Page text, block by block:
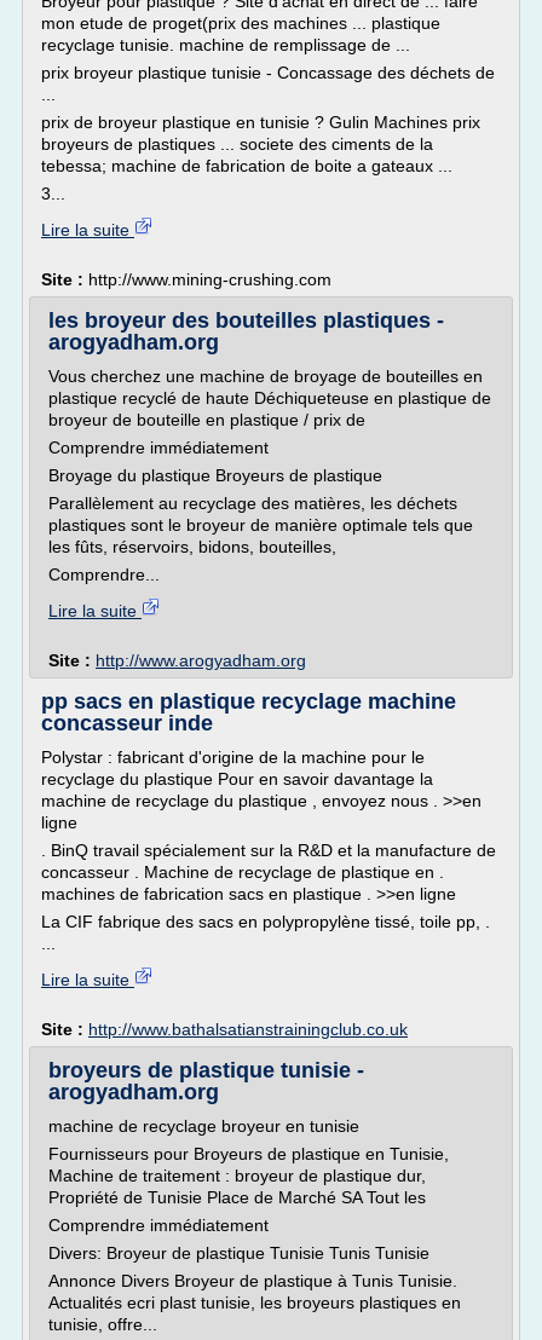
mon etude de proget(prix des machines ... plastique
recyclage tunisie. machine de remplissage de ...
prix broyeur plastique tunisie - Concassage des déchets de
prix de broyeur plastique en tunisie ? Gulin Machines prix
broyeurs de plastiques ... societe des ciments de la
tebessa; machine de fabrication de boite a gateaux ...
3...
Lire la suite
Site : http://www.mining-crushing.com
les broyeur des bouteilles plastiques -
arogyadham.org
Vous cherchez une machine de broyage de bouteilles en
plastique recyclé de haute Déchiqueteuse en plastique de
broyeur de bouteille en plastique / prix de
Comprendre immédiatement
Broyage du plastique Broyeurs de plastique
Parallèlement au recyclage des matières, les déchets
plastiques sont le broyeur de manière optimale tels que
les fûts, réservoirs, bidons, bouteilles,
Comprendre...
Lire la suite
Site : http://www.arogyadham.org
pp sacs en plastique recyclage machine
concasseur inde
Polystar : fabricant d'origine de la machine pour le
recyclage du plastique Pour en savoir davantage la
machine de recyclage du plastique , envoyez nous . >>en
ligne
. BinQ travail spécialement sur la R&D et la manufacture de
concasseur . Machine de recyclage de plastique en .
machines de fabrication sacs en plastique . >>en ligne
La CIF fabrique des sacs en polypropylène tissé, toile pp, .
Lire la suite
Site : http://www.bathalsatianstrainingclub.co.uk
broyeurs de plastique tunisie -
arogyadham.org
machine de recyclage broyeur en tunisie
Fournisseurs pour Broyeurs de plastique en Tunisie,
Machine de traitement : broyeur de plastique dur,
Propriété de Tunisie Place de Marché SA Tout les
Comprendre immédiatement
Divers: Broyeur de plastique Tunisie Tunis Tunisie
Annonce Divers Broyeur de plastique à Tunis Tunisie.
Actualités ecri plast tunisie, les broyeurs plastiques en
tunisie, offre...